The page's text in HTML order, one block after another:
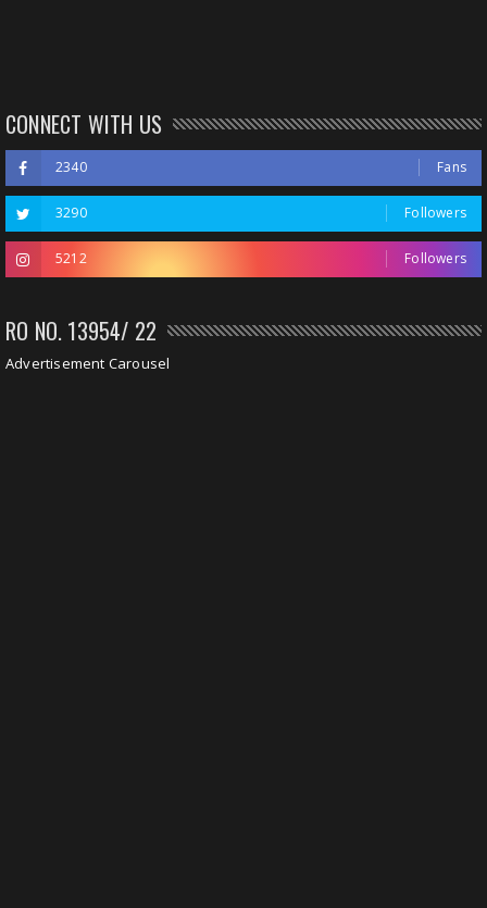
CONNECT WITH US
2340 Fans
3290 Followers
5212 Followers
RO NO. 13954/ 22
Advertisement Carousel